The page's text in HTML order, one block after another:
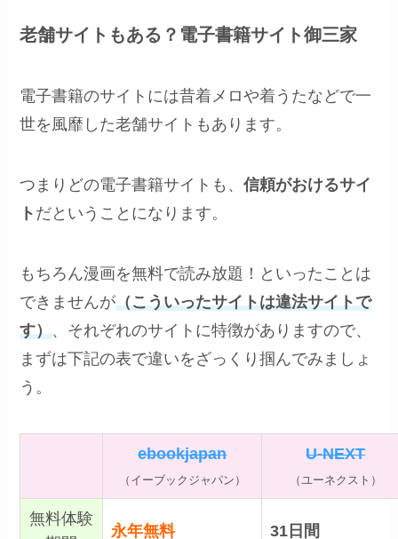
老舗サイトもある？電子書籍サイト御三家
電子書籍のサイトには昔着メロや着うたなどで一
世を風靡した老舗サイトもあります。
つまりどの電子書籍サイトも、信頼がおけるサイ
ト だということになります。
もちろん漫画を無料で読み放題！といったことは
できませんが（こういったサイトは違法サイトで
す）、それぞれのサイトに特徴がありますので、
まずは下記の表で違いをざっくり掴んでみましょ
う。
ebookjapan
（イーブックジャパン）
U-NEXT
（ユーネクスト）
無料体験
永年無料 31日間